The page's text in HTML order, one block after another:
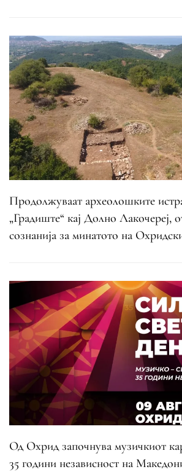
Продолжуваат археолошките
„Градиште“ кај Долно Лакочереј,
сознанија за минатото на
Од Охрид започнува музичкиот
35 години независност на